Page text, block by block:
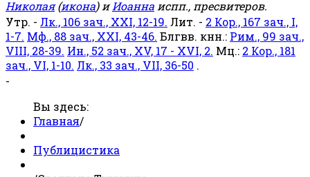
Николая(икона) иИоанна испп., пресвитеров.
Утр. - Лк., 106 зач., XXI, 12-19. Лит. - 2 Кор., 167 зач., I,
1-7. Мф., 88 зач., XXI, 43-46. Блгвв. кнн.: Рим., 99 зач.,
VIII, 28-39. Ин., 52 зач., XV, 17 - XVI, 2. Мц.: 2 Кор., 181
зач., VI, 1-10. Лк., 33 зач., VII, 36-50 .
-
Вы здесь:
Главная/
Публицистика